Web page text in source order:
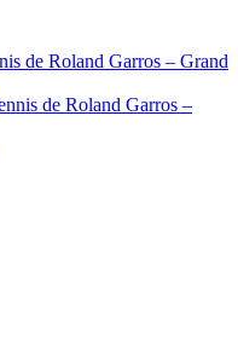
de Roland Garros – Grand
de Roland Garros –